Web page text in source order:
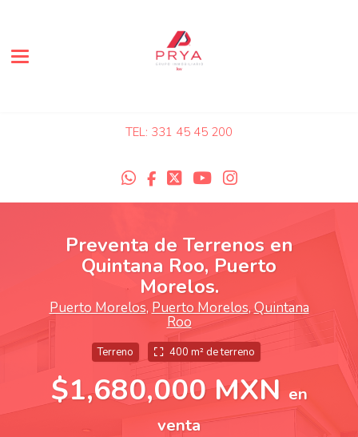
Toggle navigation
TEL: 331 45 45 200
Preventa de Terrenos en
Quintana Roo, Puerto
Morelos.
Puerto Morelos, Puerto Morelos,Quintana
Roo
Terreno 400 m² de terreno
$1,680,000 MXN en
venta